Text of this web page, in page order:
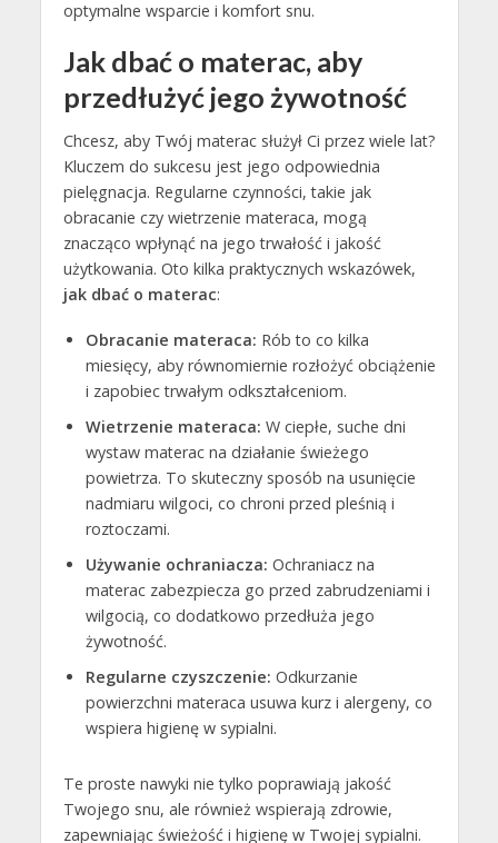
optymalne wsparcie i komfort snu.
Jak dbać o materac, aby
przedłużyć jego żywotność
Chcesz, aby Twój materac służył Ci przez wiele lat?
Kluczem do sukcesu jest jego odpowiednia
pielęgnacja. Regularne czynności, takie jak
obracanie czy wietrzenie materaca, mogą
znacząco wpłynąć na jego trwałość i jakość
użytkowania. Oto kilka praktycznych wskazówek,
jak dbać o materac:
Obracanie materaca: Rób to co kilka
miesięcy, aby równomiernie rozłożyć obciążenie
i zapobiec trwałym odkształceniom.
Wietrzenie materaca: W ciepłe, suche dni
wystaw materac na działanie świeżego
powietrza. To skuteczny sposób na usunięcie
nadmiaru wilgoci, co chroni przed pleśnią i
roztoczami.
Używanie ochraniacza: Ochraniacz na
materac zabezpiecza go przed zabrudzeniami i
wilgocią, co dodatkowo przedłuża jego
żywotność.
Regularne czyszczenie: Odkurzanie
powierzchni materaca usuwa kurz i alergeny, co
wspiera higienę w sypialni.
Te proste nawyki nie tylko poprawiają jakość
Twojego snu, ale również wspierają zdrowie,
zapewniając świeżość i higienę w Twojej sypialni.